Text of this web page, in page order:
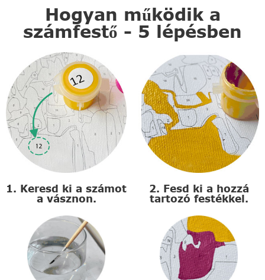
Hogyan működik a
számfestő - 5 lépésben
1. Keresd ki a számot
a vásznon.
2. Fesd ki a hozzá
tartozó festékkel.